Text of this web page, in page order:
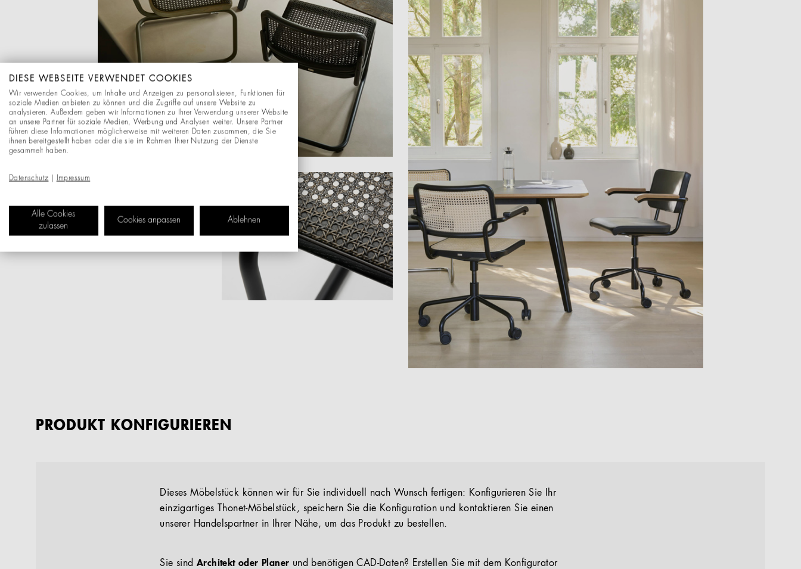
PRODUKT KONFIGURIEREN
Dieses Möbelstück können wir für Sie individuell nach Wunsch fertigen: Konfigurieren Sie Ihr
einzigartiges Thonet-Möbelstück, speichern Sie die Konfiguration und kontaktieren Sie einen
unserer Handelspartner in Ihrer Nähe, um das Produkt zu bestellen.
Sie sind Architekt oder Planer und benötigen CAD-Daten? Erstellen Sie mit dem Konfigurator
DIESE WEBSEITE VERWENDET COOKIES
Wir verwenden Cookies, um Inhalte und Anzeigen zu personalisieren, Funktionen für
soziale Medien anbieten zu können und die Zugriffe auf unsere Website zu
analysieren. Außerdem geben wir Informationen zu Ihrer Verwendung unserer Website
an unsere Partner für soziale Medien, Werbung und Analysen weiter. Unsere Partner
führen diese Informationen möglicherweise mit weiteren Daten zusammen, die Sie
ihnen bereitgestellt haben oder die sie im Rahmen Ihrer Nutzung der Dienste
gesammelt haben.
Datenschutz Impressum
Alle Cookies
zulassen
Cookies anpassen Ablehnen